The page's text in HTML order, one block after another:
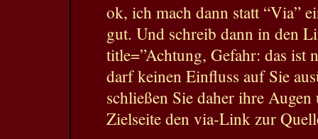
ok, ich mach dann statt “Via”
gut. Und schreib dann in den
title=”Achtung, Gefahr: das ist
darf keinen Einfluss auf Sie
schließen Sie daher ihre
Zielseite den via-Link zur